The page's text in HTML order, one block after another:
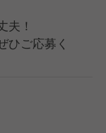
夫！
ひご応募く